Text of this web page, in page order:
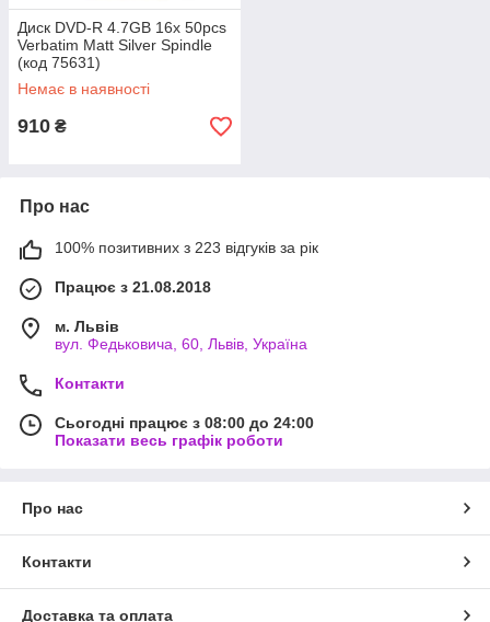
Диск DVD-R 4.7GB 16x 50рсs
Verbatim Matt Silver Spindle
(код 75631)
Немає в наявності
910 ₴
Про нас
100% позитивних з 223 відгуків за рік
Працює з 21.08.2018
м. Львів
вул. Федьковича, 60, Львів, Україна
Контакти
Сьогодні працює з 08:00 до 24:00
Показати весь графік роботи
Про нас
Контакти
Доставка та оплата